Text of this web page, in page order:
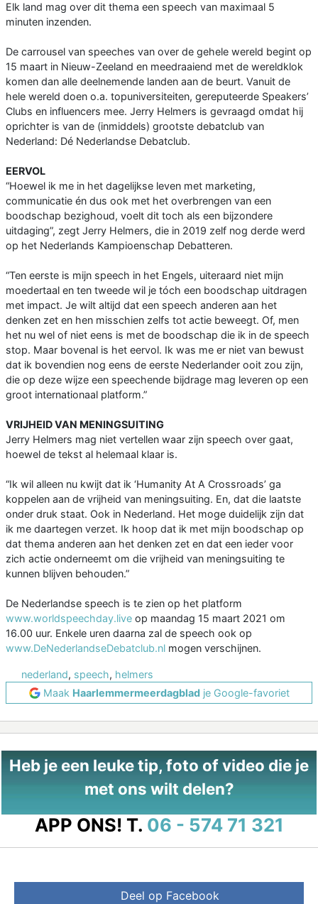
Elk land mag over dit thema een speech van maximaal 5
minuten inzenden.
De carrousel van speeches van over de gehele wereld begint op
15 maart in Nieuw-Zeeland en meedraaiend met de wereldklok
komen dan alle deelnemende landen aan de beurt. Vanuit de
hele wereld doen o.a. topuniversiteiten, gereputeerde Speakers’
Clubs en influencers mee. Jerry Helmers is gevraagd omdat hij
oprichter is van de (inmiddels) grootste debatclub van
Nederland: Dé Nederlandse Debatclub.
EERVOL
“Hoewel ik me in het dagelijkse leven met marketing,
communicatie én dus ook met het overbrengen van een
boodschap bezighoud, voelt dit toch als een bijzondere
uitdaging”, zegt Jerry Helmers, die in 2019 zelf nog derde werd
op het Nederlands Kampioenschap Debatteren.
“Ten eerste is mijn speech in het Engels, uiteraard niet mijn
moedertaal en ten tweede wil je tóch een boodschap uitdragen
met impact. Je wilt altijd dat een speech anderen aan het
denken zet en hen misschien zelfs tot actie beweegt. Of, men
het nu wel of niet eens is met de boodschap die ik in de speech
stop. Maar bovenal is het eervol. Ik was me er niet van bewust
dat ik bovendien nog eens de eerste Nederlander ooit zou zijn,
die op deze wijze een speechende bijdrage mag leveren op een
groot internationaal platform.”
VRIJHEID VAN MENINGSUITING
Jerry Helmers mag niet vertellen waar zijn speech over gaat,
hoewel de tekst al helemaal klaar is.
“Ik wil alleen nu kwijt dat ik ‘Humanity At A Crossroads’ ga
koppelen aan de vrijheid van meningsuiting. En, dat die laatste
onder druk staat. Ook in Nederland. Het moge duidelijk zijn dat
ik me daartegen verzet. Ik hoop dat ik met mijn boodschap op
dat thema anderen aan het denken zet en dat een ieder voor
zich actie onderneemt om die vrijheid van meningsuiting te
kunnen blijven behouden.”
De Nederlandse speech is te zien op het platform
www.worldspeechday.live op maandag 15 maart 2021 om
16.00 uur. Enkele uren daarna zal de speech ook op
www.DeNederlandseDebatclub.nl mogen verschijnen.
nederland, speech, helmers
Maak Haarlemmermeerdagbladje Google-favoriet
Heb je een leuke tip, foto of video die je
met ons wilt delen?
APP ONS! T. 06 - 574 71 321
Deel op Facebook